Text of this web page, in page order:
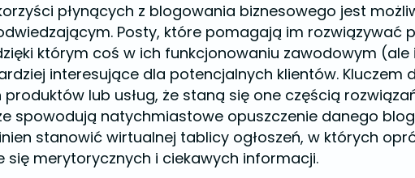
płynących z blogowania biznesowego jest
Posty, które pomagają im rozwiązywać
którym coś w ich funkcjonowaniu zawodowym
interesujące dla potencjalnych klientów. Kluczem
lub usług, że staną się one częścią
spowodują natychmiastowe opuszczenie danego
stanowić wirtualnej tablicy ogłoszeń, w których
się merytorycznych i ciekawych informacji.